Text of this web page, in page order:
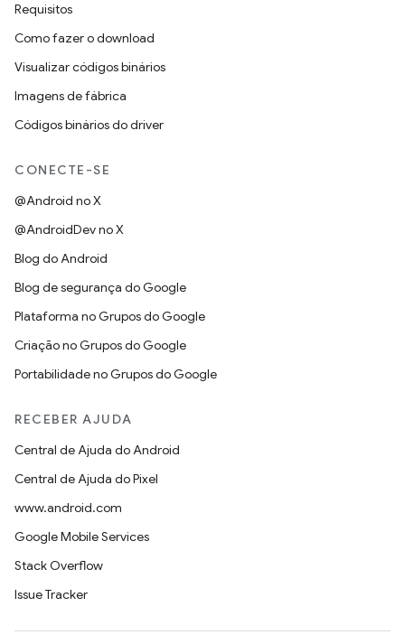
Requisitos
Como fazer o download
Visualizar códigos binários
Imagens de fábrica
Códigos binários do driver
CONECTE-SE
@Android no X
@AndroidDev no X
Blog do Android
Blog de segurança do Google
Plataforma no Grupos do Google
Criação no Grupos do Google
Portabilidade no Grupos do Google
RECEBER AJUDA
Central de Ajuda do Android
Central de Ajuda do Pixel
www.android.com
Google Mobile Services
Stack Overflow
Issue Tracker